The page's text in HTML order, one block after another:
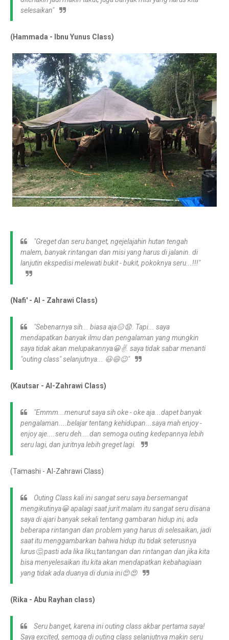
selesaikan"
(Hammada - Ibnu Yunus Class)
"Greget dan seru banget, ngejelajahin hutan tengah
malem, banyak rintangan dan misi yang harus di jalanin. di
lanjutin ekspedisi melewati bukit - bukit, pokoknya seru...!!!"
(Nafi' - Al - Zahrawi Class)
"Sebenarnya sih... biasa aja😑😧. Tapi... saya
mendapatkan banyak ilmu dan pengalaman yang mungkin
saya tidak akan melupakannya😀✌. saya tidak sabar menanti
"outing class" selanjutnya... 😃😆😉"
(Kautsar - Al-Zahrawi Class)
"Emmm...menurut saya sih oke - oke aja...dapet banyak
pengalaman....belajar tentang kehidupan...saya mah enjoy -
enjoy aje....seru deh....dan semoga outing kedepannya lebih
seru lagi, dan juritnya lebih greget lagi.
(Tamashi - Al-Zahrawi Class)
Outing Class kali ini sangat seru saya bersemangat
mengikutinya😀 apalagi saat jurit malam itu sangat seru disana
saya di ajari banyak sekali tentang gambaran hidup ini, ada
beberapa rintangan dan problem yang harus di selesaikan, jadi
saat itu menggambarkan bahwa hidup itu tidak seterusnya
lurus🤔 pasti ada lika liku,tantangan dan rintangan dan jika kita
bisa menyelesaikan itu kita akan mendapatkan kebahagiaan
yang tidak ada duanya di dunia ini😍😍
(Rika - Abu Rayhan class)
Seru banget, karena ini outing class akbar pertama saya!
Saya excited, semoga di outing class selanjutnya makin seru